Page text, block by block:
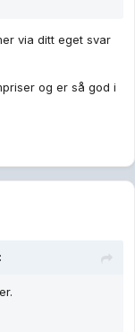
via ditt eget svar
og er så god i